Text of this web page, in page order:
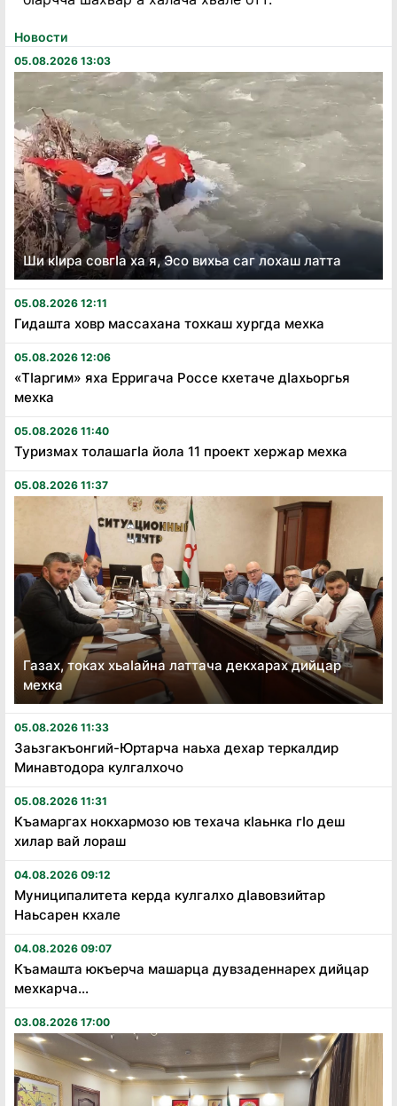
Новости
05.08.2026 13:03
Ши кӏира совгӏа ха я, Эсо вихьа саг лохаш латта
05.08.2026 12:11
Гидашта ховр массахана тохкаш хургда мехка
05.08.2026 12:06
«Тӏаргим» яха Ерригача Россе кхетаче дӏахьоргья
мехка
05.08.2026 11:40
Туризмах толашагӏа йола 11 проект хержар мехка
05.08.2026 11:37
Газах, токах хьаӏайна латтача декхарах дийцар
мехка
05.08.2026 11:33
Заьзгакъонгий-Юртарча наьха дехар теркалдир
Минавтодора кулгалхочо
05.08.2026 11:31
Къамаргах нокхармозо юв техача кӏаьнка гӏо деш
хилар вай лораш
04.08.2026 09:12
Муниципалитета керда кулгалхо дӏавовзийтар
Наьсарен кхале
04.08.2026 09:07
Къамашта юкъерча машарца дувзаденнарех дийцар
мехкарча...
03.08.2026 17:00